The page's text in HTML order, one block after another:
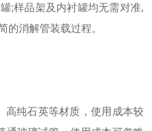
;样品架及内衬罐均无需对准,
消解管装载过程。
石英等材质，使用成本较